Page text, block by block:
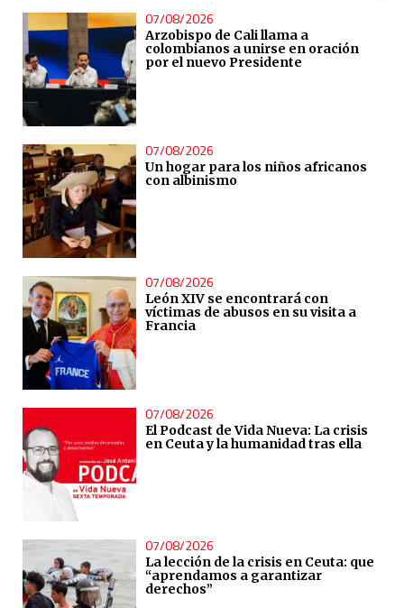
07/08/2026
Arzobispo de Cali llama a
colombianos a unirse en oración
por el nuevo Presidente
07/08/2026
Un hogar para los niños africanos
con albinismo
07/08/2026
León XIV se encontrará con
víctimas de abusos en su visita a
Francia
07/08/2026
El Podcast de Vida Nueva: La crisis
en Ceuta y la humanidad tras ella
07/08/2026
La lección de la crisis en Ceuta: que
“aprendamos a garantizar
derechos”